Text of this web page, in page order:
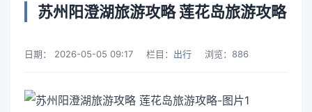
苏州阳澄湖旅游攻略 莲花岛旅游攻略
日期： 2026-05-05 09:17 栏目： 出行 浏览： 886